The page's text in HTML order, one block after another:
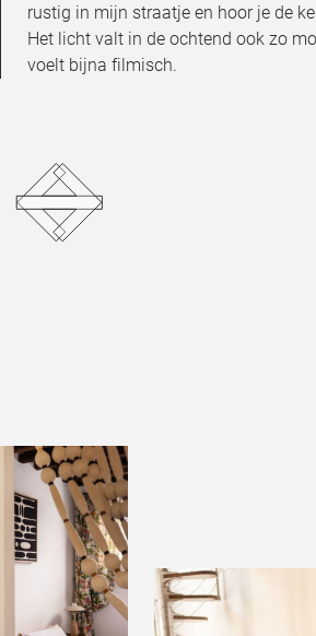
rustig in mijn straatje en hoor je de
Het licht valt in de ochtend ook zo
voelt bijna filmisch.